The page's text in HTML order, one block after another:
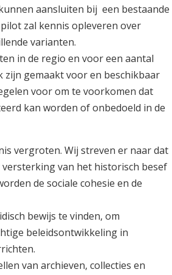
aansluiten bij een bestaande
zal kennis opleveren over
varianten.
in de regio en voor een aantal
gemaakt voor en beschikbaar
voor om te voorkomen dat
kan worden of onbedoeld in de
vergroten. Wij streven er naar dat
van het historisch besef
de sociale cohesie en de
bewijs te vinden, om
beleidsontwikkeling in
van archieven, collecties en